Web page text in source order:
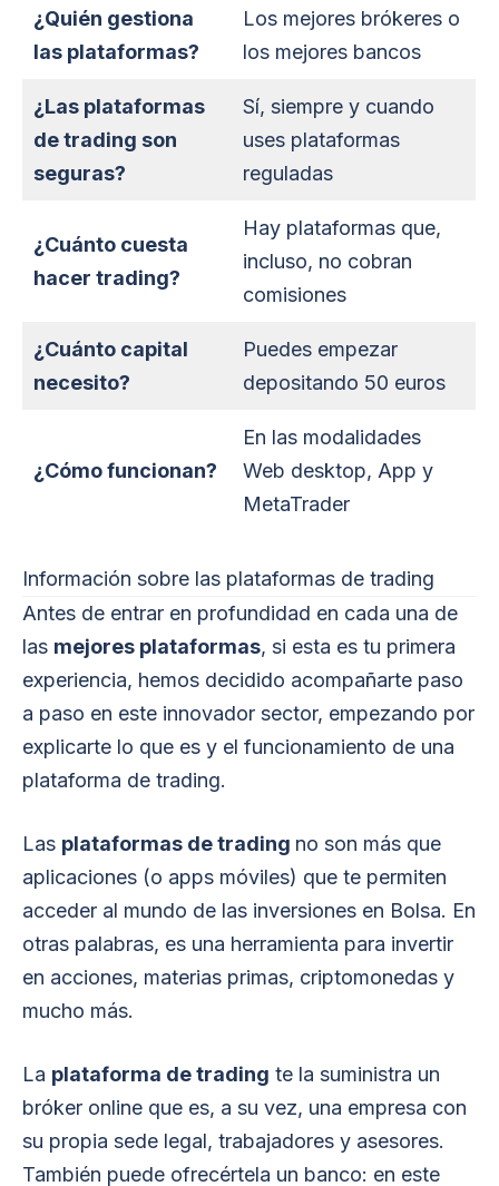
¿Quién gestiona
las plataformas?
Los mejores brókeres o
los mejores bancos
¿Las plataformas
de trading son
seguras?
Sí, siempre y cuando
uses plataformas
reguladas
¿Cuánto cuesta
hacer trading?
Hay plataformas que,
incluso, no cobran
comisiones
¿Cuánto capital
necesito?
Puedes empezar
depositando 50 euros
¿Cómo funcionan?
En las modalidades
Web desktop, App y
MetaTrader
Información sobre las plataformas de trading
Antes de entrar en profundidad en cada una de
las mejores plataformas, si esta es tu primera
experiencia, hemos decidido acompañarte paso
a paso en este innovador sector, empezando por
explicarte lo que es y el funcionamiento de una
plataforma de trading.
Las plataformas de trading no son más que
aplicaciones (o apps móviles) que te permiten
acceder al mundo de las inversiones en Bolsa. En
otras palabras, es una herramienta para invertir
en acciones, materias primas, criptomonedas y
mucho más.
La plataforma de trading te la suministra un
bróker online que es, a su vez, una empresa con
su propia sede legal, trabajadores y asesores.
También puede ofrecértela un banco: en este